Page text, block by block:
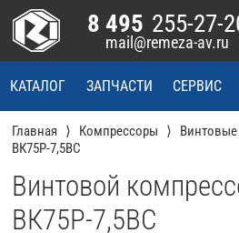
КАТАЛОГ ЗАПЧАСТИ СЕРВИС
8 495 255-27-
mail@remeza-av.ru
Главная Компрессоры Винтовые
ВК75Р-7,5ВС
Винтовой
ВК75Р-7,5ВС